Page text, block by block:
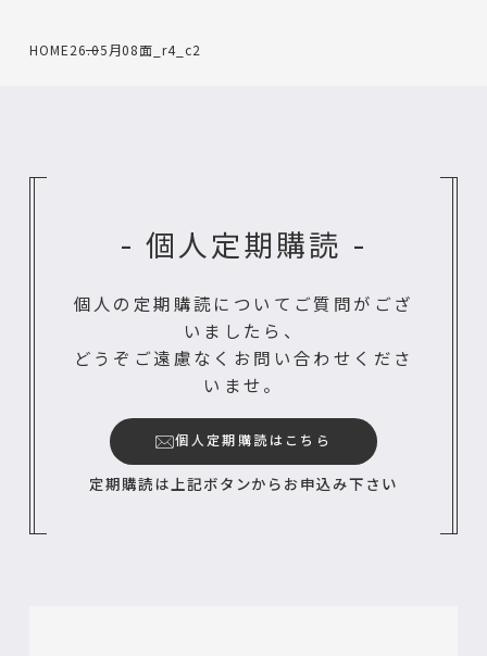
HOME26.05月08面_r4_c2
- 個人定期購読 -
個人の定期購読についてご質問がござ
いましたら、
どうぞご遠慮なくお問い合わせくださ
いませ。
個人定期購読はこちら
定期購読は上記ボタンからお申込み下さい